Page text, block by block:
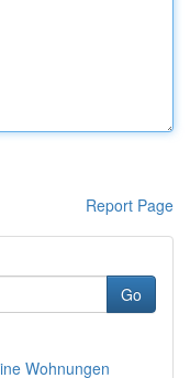
Report Page
Go
Wohnungen